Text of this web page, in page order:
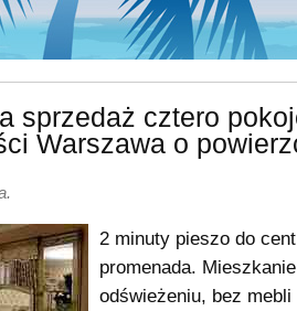
sprzedaż cztero
Warszawa o
.
2 minuty pieszo do
promenada.
odświeżeniu, bez mebli